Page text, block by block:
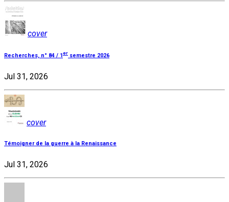
cover
Recherches, n° 84 / 1 er semestre 2026
Jul 31, 2026
cover
Témoigner de la guerre à la Renaissance
Jul 31, 2026